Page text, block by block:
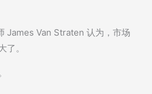
James Van Straten 认为，市场
了。